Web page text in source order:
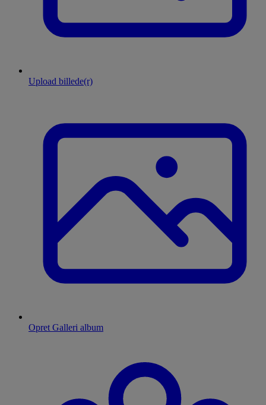
Upload billede(r)
Opret Galleri album